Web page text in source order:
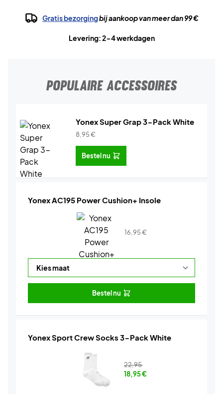
Gratis bezorgingbij aankoop van meer dan 99 €
Levering: 2-4 werkdagen
POPULAIRE ACCESSOIRES
Yonex Super Grap 3-Pack White
8,95€
Bestel nu
Yonex AC195 Power Cushion+ Insole
16,95€
Bestel nu
Yonex Sport Crew Socks 3-Pack White
22,95
18,95€